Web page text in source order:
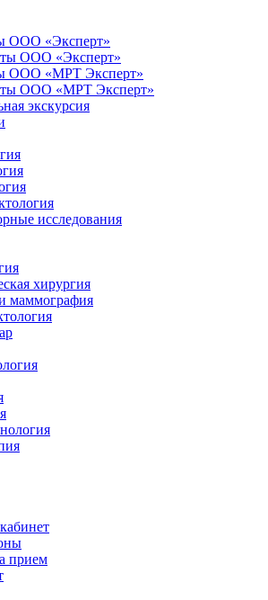
ООО «Эксперт»
ООО «Эксперт»
ООО «МРТ Эксперт»
ООО «МРТ Эксперт»
экскурсия
исследования
хирургия
маммография
прием